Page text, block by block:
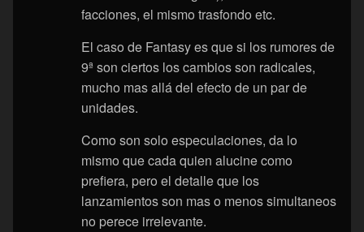
facciones, el mismo trasfondo etc.
El caso de Fantasy es que si los rumores de
9ª son ciertos los cambios son radicales,
mucho mas allá del efecto de un par de
unidades.
Como son solo especulaciones, da lo
mismo que cada quien alucine como
prefiera, pero el detalle que los
lanzamientos son mas o menos simultaneos
no perece irrelevante.